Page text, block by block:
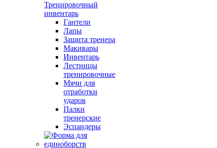
Тренировочный
инвентарь
Гантели
Лапы
Защита тренера
Макивары
Инвентарь
Лестницы
тренировочные
Мячи для
отработки
ударов
Палки
тренерские
Эспандеры